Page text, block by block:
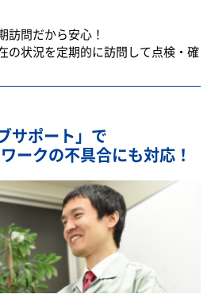
訪問だから安心！
の状況を定期的に訪問して点検・確
サポート」で
ークの不具合にも対応！